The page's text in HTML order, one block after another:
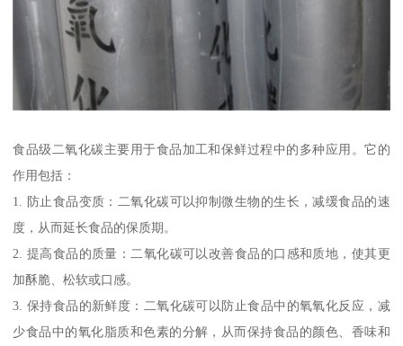
食品级二氧化碳主要用于食品加工和保鲜过程中的多种应用。它的
作用包括：
1. 防止食品变质：二氧化碳可以抑制微生物的生长，减缓食品的速
度，从而延长食品的保质期。
2. 提高食品的质量：二氧化碳可以改善食品的口感和质地，使其更
加酥脆、松软或口感。
3. 保持食品的新鲜度：二氧化碳可以防止食品中的氧氧化反应，减
少食品中的氧化脂质和色素的分解，从而保持食品的颜色、香味和